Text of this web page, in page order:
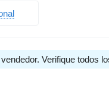
Verifique todos